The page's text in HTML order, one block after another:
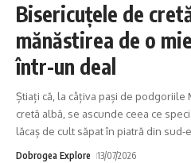
Bisericuțele de
mănăstirea de o
într-un deal
Știați că, la câțiva pași de
cretă albă, se ascunde ceea ce
lăcaș de cult săpat în piatră din sud-
Dobrogea Explore 13/07/2026